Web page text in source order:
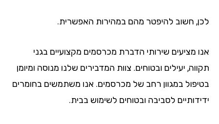
לכן, חשוב להיפטר מהם במהירות האפשרית.
אנו מציעים שירותי הדברת מכרסמים מקצועיים בגני
תקווה, יעילים ובטוחים. צוות המדבירים שלנו מנוסה ומיומן
בטיפול במגוון רחב של מכרסמים. אנו משתמשים בחומרים
ידידותיים לסביבה ובטוחים לשימוש בבית.